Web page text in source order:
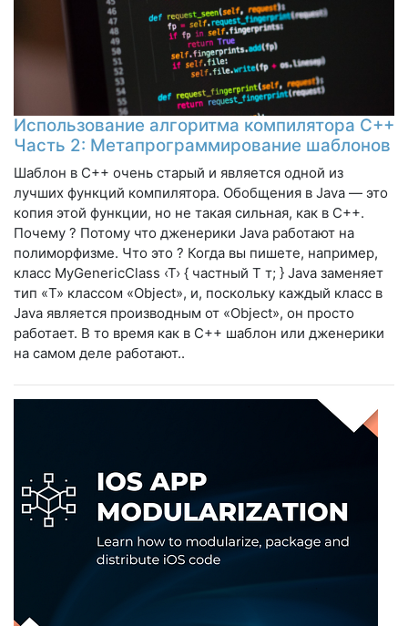
Использование алгоритма компилятора C++
Часть 2: Метапрограммирование шаблонов
Шаблон в C++ очень старый и является одной из
лучших функций компилятора. Обобщения в Java — это
копия этой функции, но не такая сильная, как в C++.
Почему ? Потому что дженерики Java работают на
полиморфизме. Что это ? Когда вы пишете, например,
класс MyGenericClass ‹T› { частный Т т; } Java заменяет
тип «T» классом «Object», и, поскольку каждый класс в
Java является производным от «Object», он просто
работает. В то время как в C++ шаблон или дженерики
на самом деле работают..